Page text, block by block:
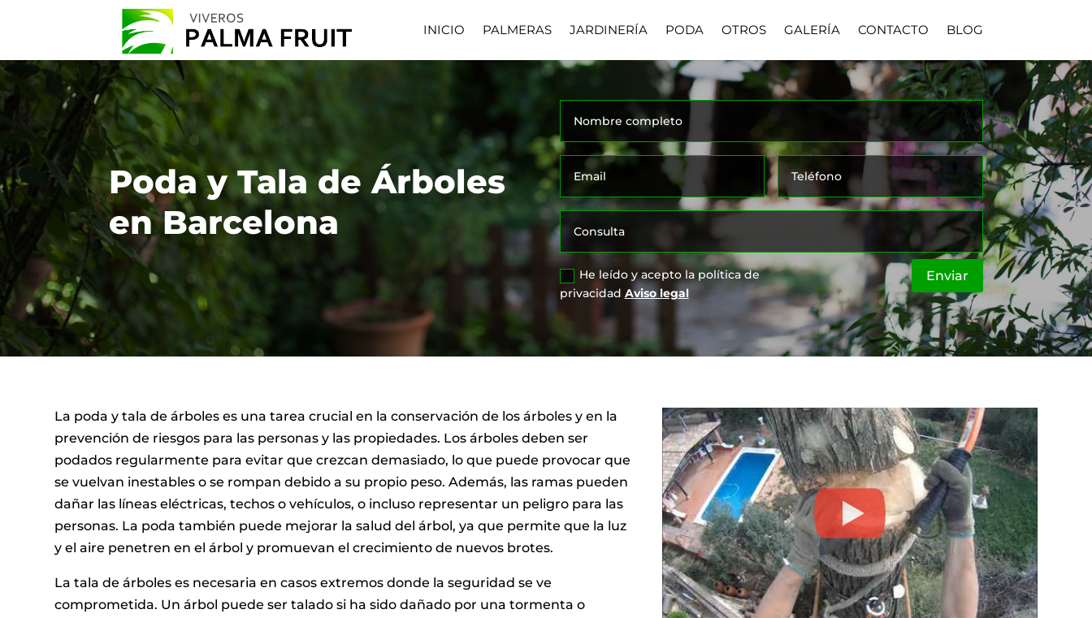
INICIO PALMERAS JARDINERÍA PODA OTROS GALERÍA CONTACTO BLOG
Poda y Tala de Árboles
en Barcelona
He leído y acepto la política de
privacidad Aviso legal
Enviar
La poda y tala de árboles es una tarea crucial en la conservación de los árboles y en la
prevención de riesgos para las personas y las propiedades. Los árboles deben ser
podados regularmente para evitar que crezcan demasiado, lo que puede provocar que
se vuelvan inestables o se rompan debido a su propio peso. Además, las ramas pueden
dañar las líneas eléctricas, techos o vehículos, o incluso representar un peligro para las
personas. La poda también puede mejorar la salud del árbol, ya que permite que la luz
y el aire penetren en el árbol y promuevan el crecimiento de nuevos brotes.
La tala de árboles es necesaria en casos extremos donde la seguridad se ve
comprometida. Un árbol puede ser talado si ha sido dañado por una tormenta o